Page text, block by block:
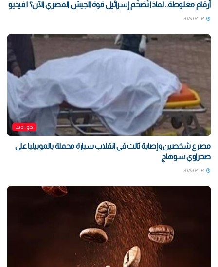
أرقام مغلوطة.. لماذا تُضخّم إسرائيل قوة الجيش المصري الآن؟ | فيديو
حوادث
مصرع شخصين وإصابة ثالث في انقلاب سيارة محملة بالموبيليا على
صحراوي سوهاج